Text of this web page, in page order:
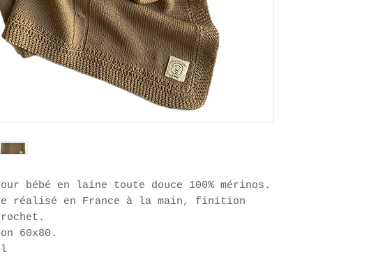
bébé en laine toute douce 100% mérinos.
réalisé en France à la main, finition
60x80.